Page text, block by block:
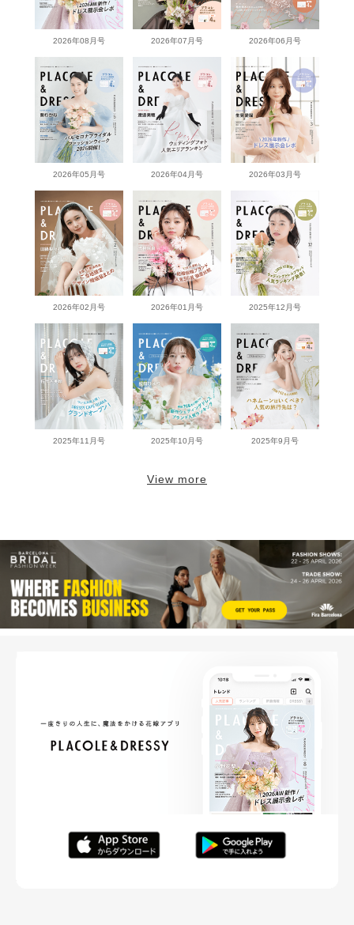
2026年08月号 2026年07月号 2026年06月号
2026年05月号 2026年04月号 2026年03月号
2026年02月号 2026年01月号 2025年12月号
2025年11月号 2025年10月号 2025年9月号
View more